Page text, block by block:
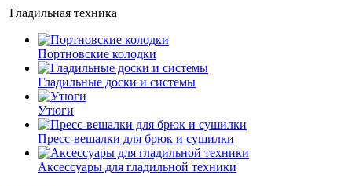
Гладильная техника
Портновские колодки
Гладильные доски и системы
Утюги
Пресс-вешалки для брюк и сушилки
Аксессуары для гладильной техники